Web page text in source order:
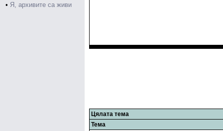
• Я, архивите са живи
Цялата тема
Тема